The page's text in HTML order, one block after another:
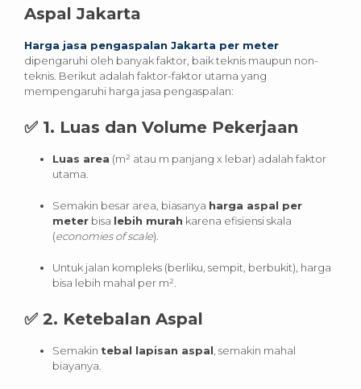
Aspal Jakarta
Harga jasa pengaspalan Jakarta per meter
dipengaruhi oleh banyak faktor, baik teknis maupun non-
teknis. Berikut adalah faktor-faktor utama yang
mempengaruhi harga jasa pengaspalan:
✅ 1. Luas dan Volume Pekerjaan
Luas area (m² atau m panjang x lebar) adalah faktor
utama.
Semakin besar area, biasanya harga aspal per
meter bisa lebih murah karena efisiensi skala
(economies of scale).
Untuk jalan kompleks (berliku, sempit, berbukit), harga
bisa lebih mahal per m².
✅ 2. Ketebalan Aspal
Semakin tebal lapisan aspal , semakin mahal
biayanya.